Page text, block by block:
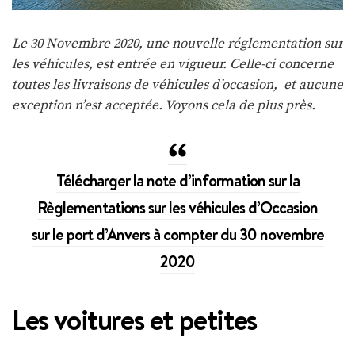
Le 30 Novembre 2020, une nouvelle réglementation sur
les véhicules, est entrée en vigueur. Celle-ci concerne
toutes les livraisons de véhicules d’occasion, et aucune
exception n’est acceptée. Voyons cela de plus près.
Télécharger la note d’information sur la
Règlementations sur les véhicules d’Occasion
sur le port d’Anvers à compter du 30 novembre
2020
Les voitures et petites